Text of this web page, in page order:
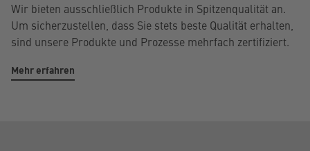
Wir bieten ausschließlich Produkte in Spitzenqualität an.
Um sicherzustellen, dass Sie stets beste Qualität erhalten,
sind unsere Produkte und Prozesse mehrfach zertifiziert.
Mehr erfahren